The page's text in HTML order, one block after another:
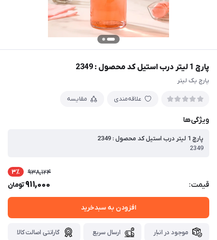
پارچ 1 لیتر درب استیل کد محصول : 2349
پارچ یک لیتر
علاقه‌مندی مقایسه
ویژگی‌ها
پارچ 1 لیتر درب استیل کد محصول : 2349
2349
قیمت:
938,124 3٪
911,000تومان
افزودن به سبدخرید
موجود در انبار ارسال سریع گارانتی اصالت کالا